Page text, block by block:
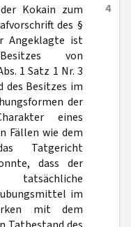
4
Kokain zum
des §
Angeklagte ist
von
1 Satz 1 Nr. 3
des Besitzes im
der
eines
Fällen wie dem
Tatgericht
dass der
im
mit dem